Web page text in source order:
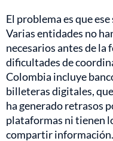
El problema es que
Varias entidades no
necesarios antes de la
dificultades de
Colombia incluye
billeteras digitales,
ha generado retrasos
plataformas ni tienen
compartir información.